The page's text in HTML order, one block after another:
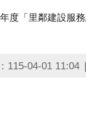
度「里鄰建設服
115-04-01 11:04